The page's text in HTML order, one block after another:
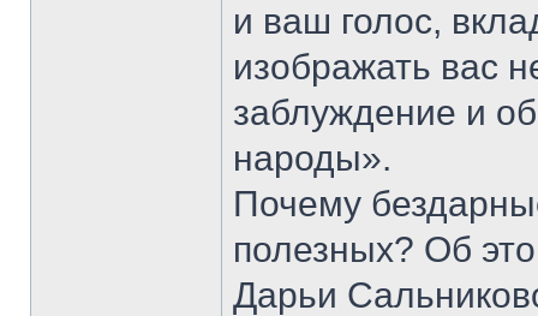
и ваш голос,
изображать вас
заблуждение и
народы».
Почему
полезных? Об
Дарьи